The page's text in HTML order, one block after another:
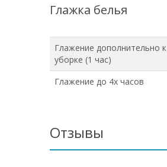
Глажка белья
Глажение дополнительно к
уборке (1 час)
Глажение до 4х часов
Отзывы